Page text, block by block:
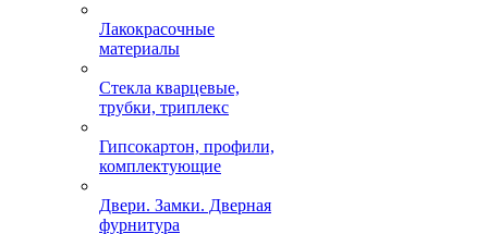
Лакокрасочные
материалы
Стекла кварцевые,
трубки, триплекс
Гипсокартон, профили,
комплектующие
Двери. Замки. Дверная
фурнитура